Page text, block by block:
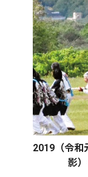
2019（令和
影